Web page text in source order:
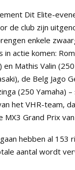
Dit Elite-
de club zijn
enkele
actie komen:
en Mathis Valin
de Belg Jago
(250 Yamaha)
het VHR-team,
MX3 Grand Prix
hebben al 153
aantal wordt